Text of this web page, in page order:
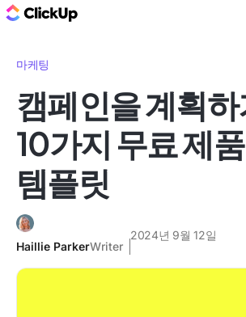
마케팅
캠페인을 계획
10가지 무료 제
템플릿
Haillie ParkerWriter
2024년 9월 12일